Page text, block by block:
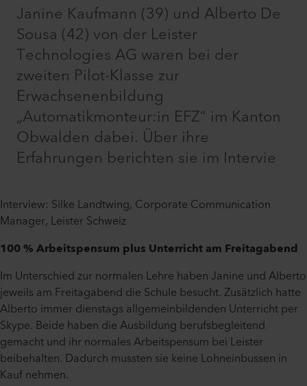
Janine Kaufmann (39) und Alberto De
Sousa (42) von der Leister
Technologies AG waren bei der
zweiten Pilot-Klasse zur
Erwachsenenbildung
„Automatikmonteur:in EFZ“ im Kanton
Obwalden dabei. Über ihre
Erfahrungen berichten sie im Intervie
Interview: Silke Landtwing, Corporate Communication
Manager, Leister Schweiz
100 % Arbeitspensum plus Unterricht am Freitagabend
Im Unterschied zur normalen Lehre haben Janine und Alberto
jeweils am Freitagabend die Schule besucht. Zusätzlich hatte
Alberto immer dienstags allgemeinbildenden Unterricht per
Skype. Beide haben die Ausbildung berufsbegleitend
gemacht und ihr normales Arbeitspensum bei Leister
beibehalten. Dadurch mussten sie keine Lohneinbussen in
Kauf nehmen.